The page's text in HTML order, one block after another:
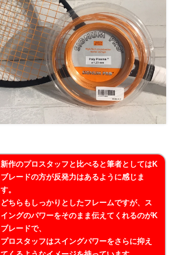
新作のプロスタッフと比べると筆者としてはK
ブレードの方が反発力はあるように感じま
す。
どちらもしっかりとしたフレームですが、ス
イングのパワーをそのまま伝えてくれるのがK
ブレードで、
プロスタッフはスイングパワーをさらに抑え